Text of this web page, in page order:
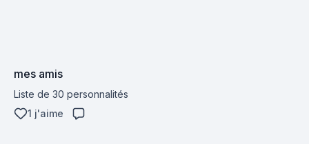
mes amis
Liste de 30 personnalités
1 j'aime